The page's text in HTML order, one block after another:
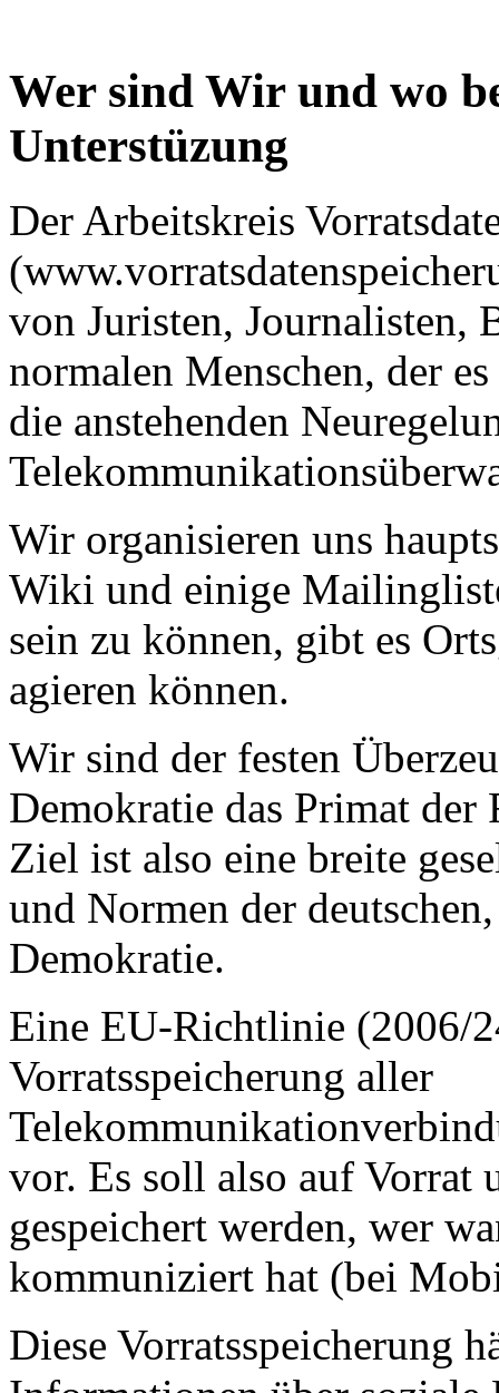
Wer sind Wir und wo
Unterstüzung
Der Arbeitskreis
von Juristen, Journalisten,
normalen Menschen, der
die anstehenden
Wir organisieren uns
Wiki und einige
sein zu können, gibt es
agieren können.
Wir sind der festen
Demokratie das Primat der
Ziel ist also eine breite
und Normen der
Demokratie.
Eine EU-Richtlinie (2006/
Vorratsspeicherung aller
vor. Es soll also auf Vorrat
gespeichert werden, wer
kommuniziert hat (bei
Diese Vorratsspeicherung